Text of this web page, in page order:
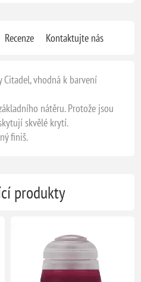
Recenze Kontaktujte nás
Citadel, vhodná k barvení
nátěru. Protože jsou
skvělé krytí.
finiš.
produkty